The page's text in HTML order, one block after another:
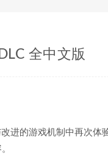
全中文版
进的游戏机制中再次